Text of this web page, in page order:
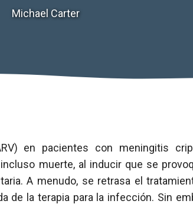
Michael Carter
en pacientes con meningitis
muerte, al inducir que se
A menudo, se retrasa el
de la terapia para la infección. Sin